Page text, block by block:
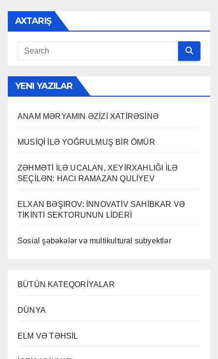
AXTARIŞ
YENI YAZILAR
ANAM MƏRYAMIN ƏZİZİ XATİRƏSİNƏ
MUSİQİ İLƏ YOĞRULMUŞ BİR ÖMÜR
ZƏHMƏTİ İLƏ UCALAN, XEYİRXAHLIĞI İLƏ
SEÇİLƏN: HACI RAMAZAN QULİYEV
ELXAN BƏŞIROV: İNNOVATİV SAHİBKAR VƏ
TİKİNTİ SEKTORUNUN LİDERİ
Sosial şəbəkələr və multikultural subyektlər
BÜTÜN KATEQORİYALAR
DÜNYA
ELM VƏ TƏHSİL